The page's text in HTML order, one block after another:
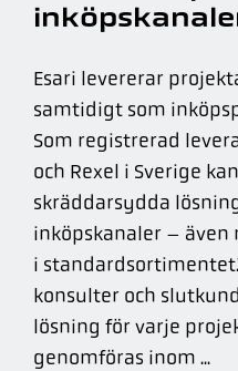
Esari levererar
samtidigt som
Som registrerad
och Rexel i Sverige
skräddarsydda
inköpskanaler –
i
konsulter och
lösning för varje
genomföras inom ...